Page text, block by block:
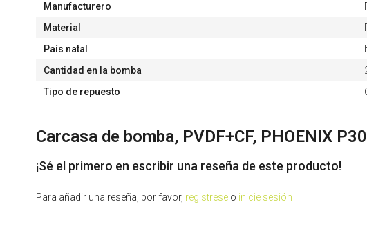
Manufacturero
Material
País natal
Cantidad en la bomba
Tipo de repuesto
Carcasa de bomba, PVDF+CF, PHOENIX
¡Sé el primero en escribir una reseña de este producto!
Para añadir una reseña, por favor, registreseo inicie sesión